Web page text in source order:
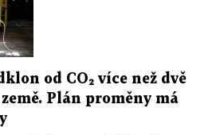
od CO₂ více než dvě
Plán proměny má